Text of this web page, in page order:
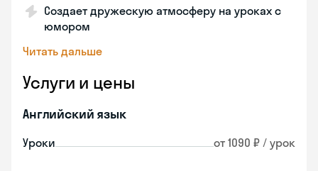
Создает дружескую атмосферу на уроках с
юмором
Читать дальше
Услуги и цены
Английский язык
Уроки от 1090 ₽ / урок